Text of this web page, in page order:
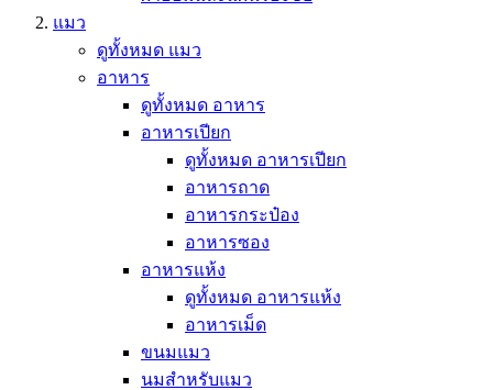
แมว
ดูทั้งหมด แมว
อาหาร
ดูทั้งหมด อาหาร
อาหารเปียก
ดูทั้งหมด อาหารเปียก
อาหารถาด
อาหารกระป๋อง
อาหารซอง
อาหารแห้ง
ดูทั้งหมด อาหารแห้ง
อาหารเม็ด
ขนมแมว
นมสำหรับแมว